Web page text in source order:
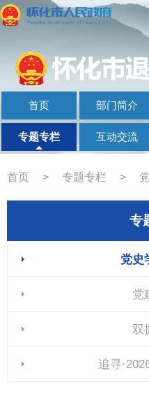
首页 部门简介
专题专栏 互动交流
首页 > 专题专栏 >
专
党史
党
双
追寻